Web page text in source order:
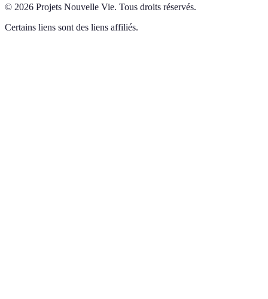
© 2026 Projets Nouvelle Vie. Tous droits réservés.
Certains liens sont des liens affiliés.